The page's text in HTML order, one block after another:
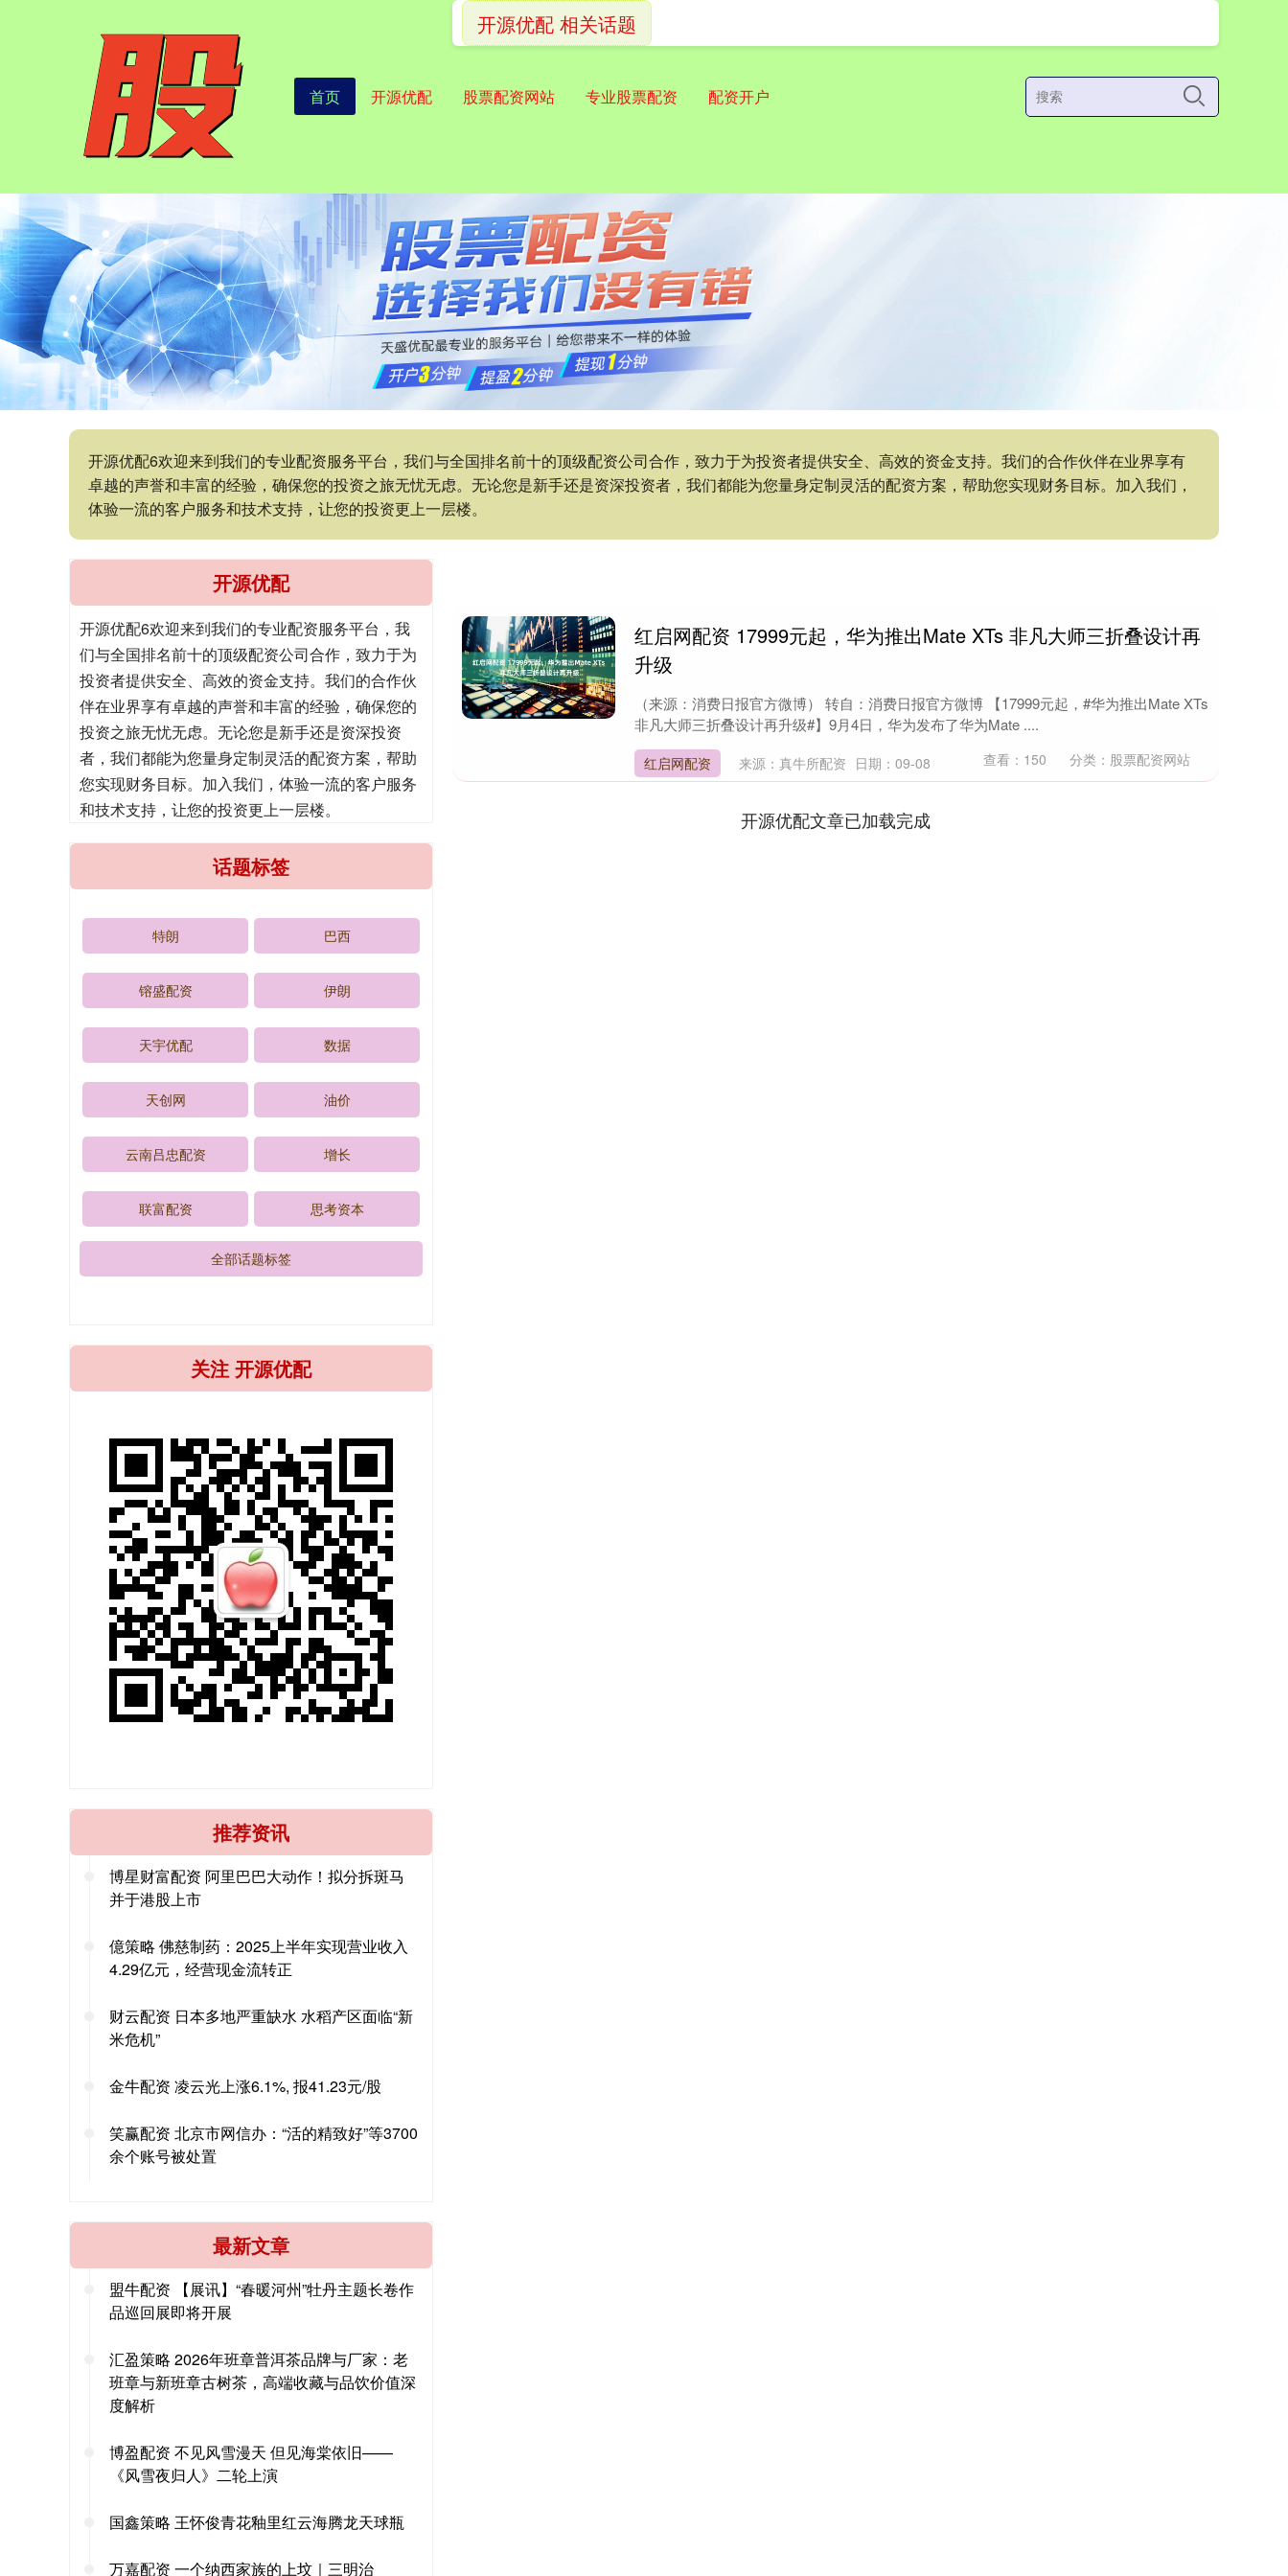
首页 开源优配 股票配资网站 专业股票配资 配资开户
开源优配6欢迎来到我们的专业配资服务平台，我们与全国排名前十的顶级配资公司合作，致力于为投资者提供安全、高效的资金支持。我们的合作伙伴在业界享有
卓越的声誉和丰富的经验，确保您的投资之旅无忧无虑。无论您是新手还是资深投资者，我们都能为您量身定制灵活的配资方案，帮助您实现财务目标。加入我们，
体验一流的客户服务和技术支持，让您的投资更上一层楼。
开源优配 相关话题
红启网配资 17999元起，华为推出Mate XTs 非凡大师三折叠设计再
升级
（来源：消费日报官方微博） 转自：消费日报官方微博 【17999元起，#华为推出Mate XTs
非凡大师三折叠设计再升级#】9月4日，华为发布了华为Mate ....
红启网配资 来源：真牛所配资 日期：09-08 查看： 150 分类： 股票配资网站
开源优配文章已加载完成
开源优配
开源优配6欢迎来到我们的专业配资服务平台，我
们与全国排名前十的顶级配资公司合作，致力于为
投资者提供安全、高效的资金支持。我们的合作伙
伴在业界享有卓越的声誉和丰富的经验，确保您的
投资之旅无忧无虑。无论您是新手还是资深投资
者，我们都能为您量身定制灵活的配资方案，帮助
您实现财务目标。加入我们，体验一流的客户服务
和技术支持，让您的投资更上一层楼。
话题标签
特朗 巴西
镕盛配资 伊朗
天宇优配 数据
天创网 油价
云南吕忠配资 增长
联富配资 思考资本
全部话题标签
关注 开源优配
推荐资讯
博星财富配资 阿里巴巴大动作！拟分拆斑马
并于港股上市
億策略 佛慈制药：2025上半年实现营业收入
4.29亿元，经营现金流转正
财云配资 日本多地严重缺水 水稻产区面临“新
米危机”
金牛配资 凌云光上涨6.1%, 报41.23元/股
笑赢配资 北京市网信办：“活的精致好”等3700
余个账号被处置
最新文章
盟牛配资 【展讯】“春暖河州”牡丹主题长卷作
品巡回展即将开展
汇盈策略 2026年班章普洱茶品牌与厂家：老
班章与新班章古树茶，高端收藏与品饮价值深
度解析
博盈配资 不见风雪漫天 但见海棠依旧——
《风雪夜归人》二轮上演
国鑫策略 王怀俊青花釉里红云海腾龙天球瓶
万嘉配资 一个纳西家族的上坟｜三明治